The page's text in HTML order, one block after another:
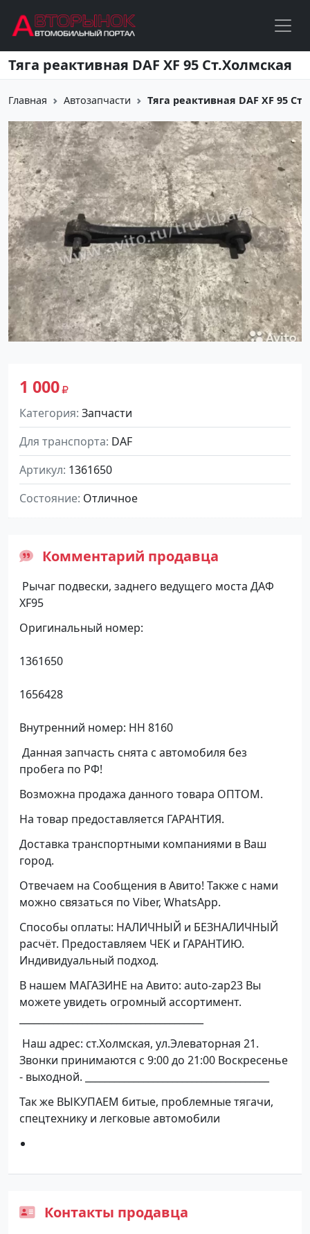
Перейти к основному содержанию
Тяга реактивная DAF XF 95 Ст.Холмская
Главная Автозапчасти Тяга реактивная DAF XF 95
1 000
Категория Запчасти
Для транспорта DAF
Артикул 1361650
Состояние Отличное
Комментарий продавца
Рычаг подвески, заднего ведущего моста ДАФ
XF95
Оригинальный номер:
1361650
1656428
Внутренний номер: НН 8160
Данная запчасть снята с автомобиля без
пробега по РФ!
Возможна продажа данного товара ОПТОМ.
На товар предоставляется ГАРАНТИЯ.
Доставка транспортными компаниями в Ваш
город.
Отвечаем на Сообщения в Авито! Также с нами
можно связаться по Viber, WhatsApp.
Способы оплаты: НАЛИЧНЫЙ и БЕЗНАЛИЧНЫЙ
расчёт. Предоставляем ЧЕК и ГАРАНТИЮ.
Индивидуальный подход.
В нашем МАГАЗИНЕ на Авито: auto-zap23 Вы
можете увидеть огромный ассортимент.
Наш адрес: ст.Холмская, ул.Элеваторная 21.
Звонки принимаются с 9:00 до 21:00 Воскресенье
- выходной. ______________________________________
Так же ВЫКУПАЕМ битые, проблемные тягачи,
спецтехнику и легковые автомобили
Контакты продавца